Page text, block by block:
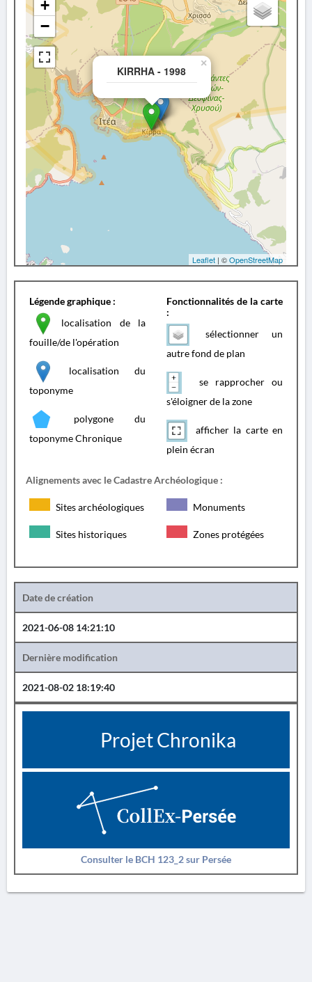
KIRRHA - 1998
×
+
−
Leaflet | ©OpenStreetMap
Légende graphique :
localisation de la
fouille/de l'opération
localisation du
toponyme
polygone du
toponyme Chronique
Fonctionnalités de la carte
:
sélectionner un
autre fond de plan
se rapprocher ou
s'éloigner de la zone
afficher la carte en
plein écran
Alignements avec le Cadastre Archéologique :
Sites archéologiques Monuments
Sites historiques Zones protégées
Date de création
2021-06-08 14:21:10
Dernière modification
2021-08-02 18:19:40
Projet Chronika
Consulter le BCH 123_2 sur Persée